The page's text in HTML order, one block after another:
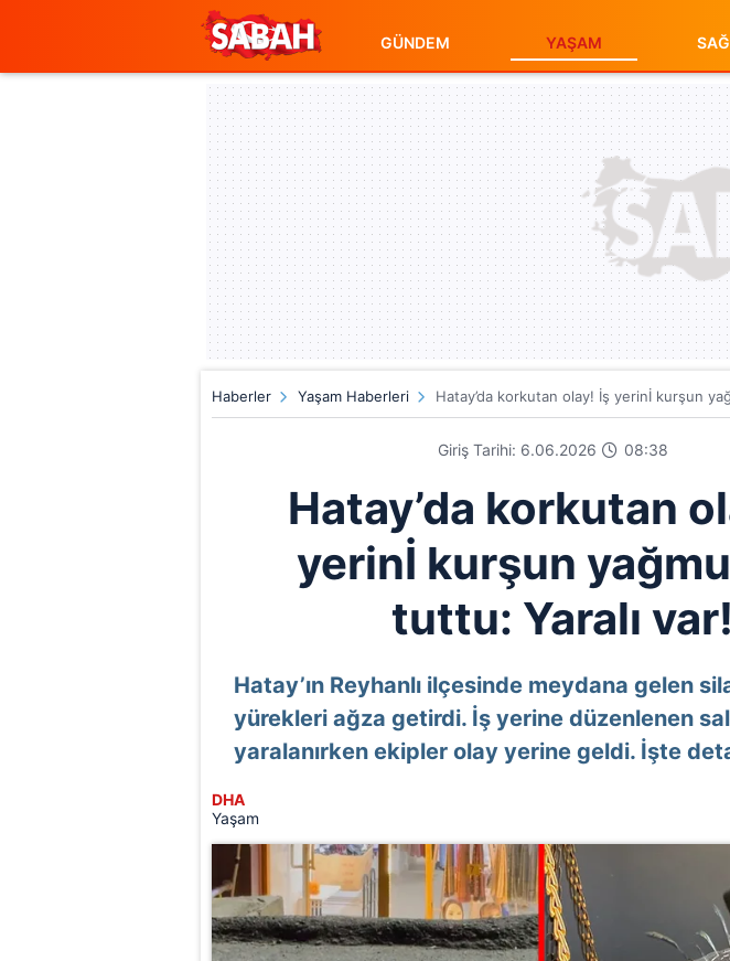
GÜNDEM YAŞAM
Haberler Yaşam Haberleri Hatay’da korkutan olay! İş yerinİ kurşun
Giriş Tarihi: 6.06.2026 08:38
Hatay’da korkutan
yerinİ kurşun
tuttu: Yaralı var!
Hatay’ın Reyhanlı ilçesinde meydana gelen
yürekleri ağza getirdi. İş yerine düzenlenen
yaralanırken ekipler olay yerine geldi. İşte
DHA
Yaşam